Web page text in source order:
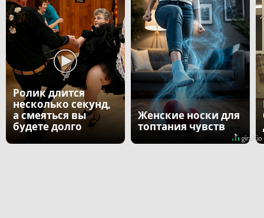
Ролик длится
несколько секунд,
а смеяться вы
будете долго
Женские носки для
топтания чувств